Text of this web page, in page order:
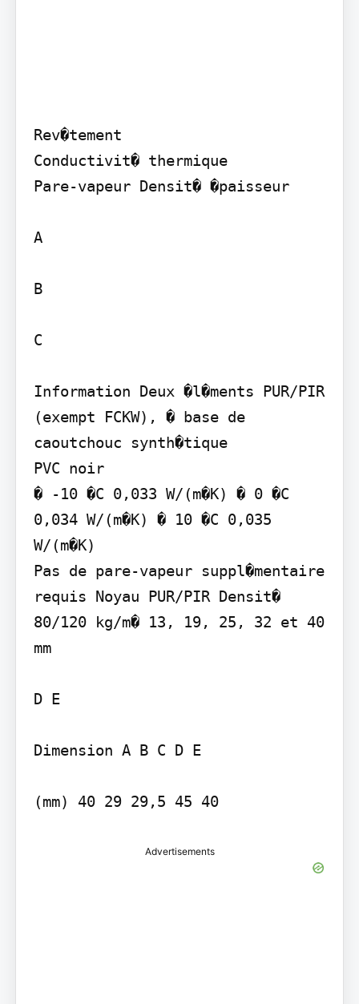
Rev�tement
Conductivit� thermique
Pare-vapeur Densit� �paisseur
A
B
C
Information Deux �l�ments PUR/PIR
(exempt FCKW), � base de
caoutchouc synth�tique
PVC noir
� -10 �C 0,033 W/(m�K) � 0 �C
0,034 W/(m�K) � 10 �C 0,035
W/(m�K)
Pas de pare-vapeur suppl�mentaire
requis Noyau PUR/PIR Densit�
80/120 kg/m� 13, 19, 25, 32 et 40
mm
D E
Dimension A B C D E
(mm) 40 29 29,5 45 40
Advertisements